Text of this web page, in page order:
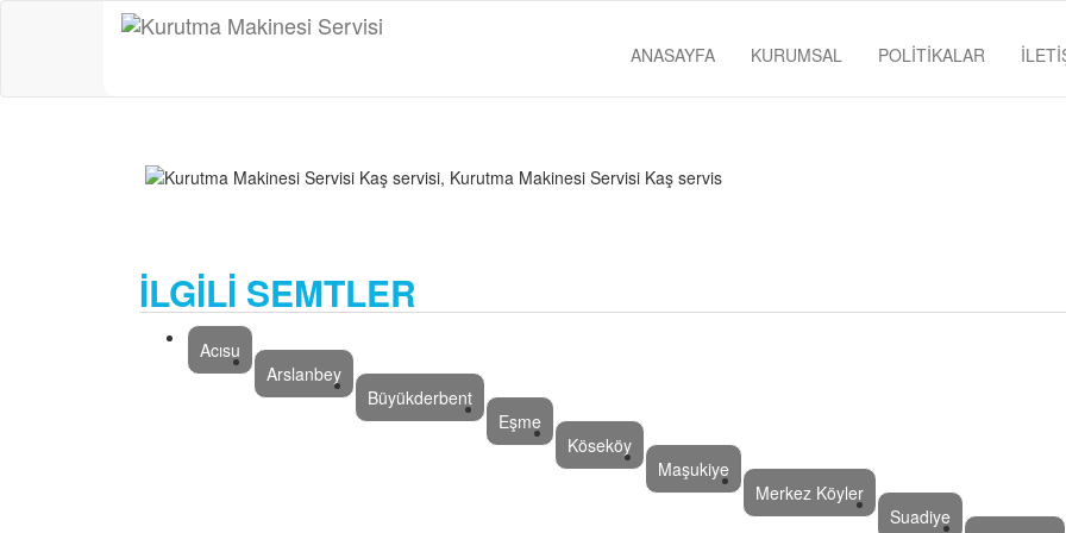
ANASAYFA KURUMSAL POLİTİKALAR
İLGİLİ SEMTLER
Acısu
Arslanbey
Büyükderbent
Eşme
Köseköy
Maşukiye
Merkez Köyler
Suadiye